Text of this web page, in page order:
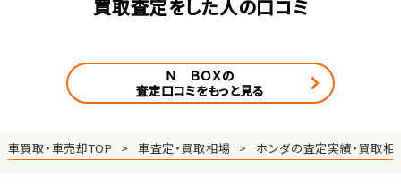
買取査定をした人の口コミ
Ｎ ＢＯＸの
査定口コミをもっと見る
車買取・車売却TOP 車査定・買取相場 ホンダの査定実績・買取相